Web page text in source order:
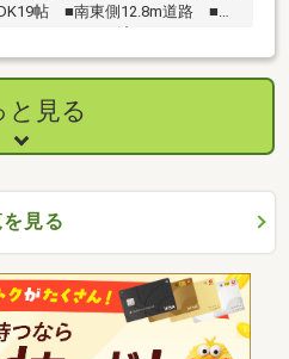
帖 ■南東側12.8m道路 ■駐
と見る
見る